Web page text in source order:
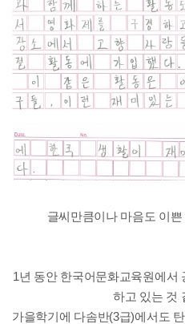
글씨만큼이나 마음도 이
1년 동안 한국어문화교육원에서
하고 있는 것
가을학기에 다솜반(3급)에서도